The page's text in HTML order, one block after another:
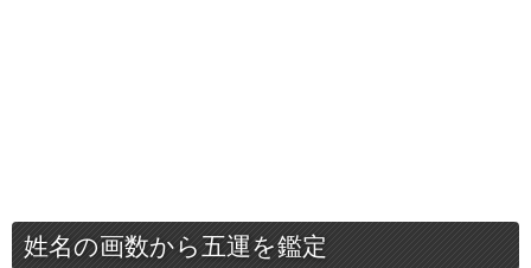
姓名の画数から五運を鑑定